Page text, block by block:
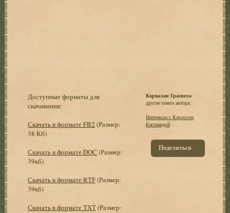
Доступные форматы для
скачивания:
Скачать в формате FB2 (Размер:
38 Кб)
Скачать в формате DOC (Размер:
39кб)
Скачать в формате RTF(Размер:
39кб)
Скачать в формате TXT(Размер:
Корвалан Грасиела
другие книги автора:
Интервью с Карлосом
Кастанедой
Поделиться